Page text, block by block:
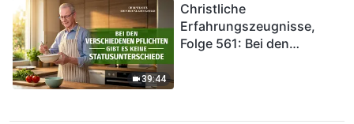
39:44
Christliche
Erfahrungszeugnisse,
Folge 561: Bei den